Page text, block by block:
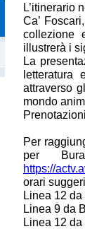
L’itinerario
Ca’
collezione
illustrerà i
La
letteratura
attraverso
mondo
Per
per
https://
orari
Linea 12
Linea 9 da
Linea 12